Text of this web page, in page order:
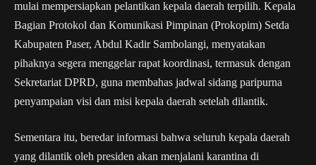
mulai mempersiapkan pelantikan kepala daerah terpilih. Kepala
Bagian Protokol dan Komunikasi Pimpinan (Prokopim) Setda
Kabupaten Paser, Abdul Kadir Sambolangi, menyatakan
pihaknya segera menggelar rapat koordinasi, termasuk dengan
Sekretariat DPRD, guna membahas jadwal sidang paripurna
penyampaian visi dan misi kepala daerah setelah dilantik.
Sementara itu, beredar informasi bahwa seluruh kepala daerah
yang dilantik oleh presiden akan menjalani karantina di